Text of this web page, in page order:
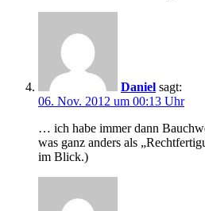
Daniel sagt:
06. Nov. 2012 um 00:13 Uhr
… ich habe immer dann
was ganz anders als
im Blick.)